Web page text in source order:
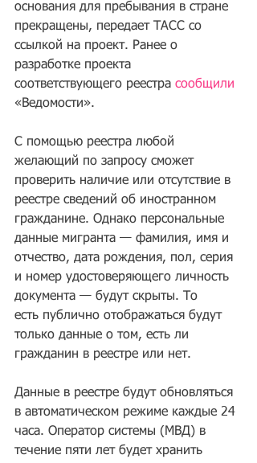
основания для пребывания в стране
прекращены, передает
ТАСС со
ссылкой на проект. Ранее о
разработке проекта
соответствующего реестра сообщили
«Ведомости».
С помощью реестра любой
желающий по запросу сможет
проверить наличие или отсутствие в
реестре сведений об иностранном
гражданине. Однако персональные
данные мигранта — фамилия, имя и
отчество, дата рождения, пол, серия
и номер удостоверяющего личность
документа — будут скрыты. То
есть публично отображаться будут
только данные о том, есть ли
гражданин в реестре или нет.
Данные в реестре будут обновляться
в автоматическом режиме каждые 24
часа. Оператор системы (МВД) в
течение пяти лет будет хранить